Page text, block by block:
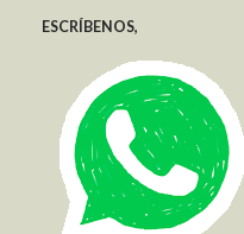
ESCRÍBENOS,